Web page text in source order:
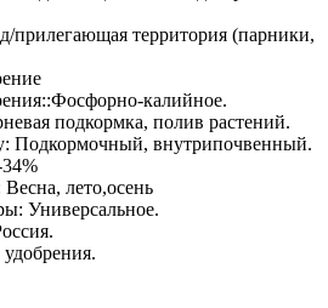
прилегающая территория (парники,
калийное.
подкормка, полив растений.
Подкормочный, внутрипочвенный.
лето,осень
Универсальное.